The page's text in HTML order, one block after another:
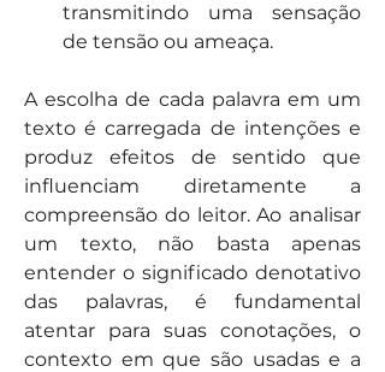
transmitindo uma sensação
de tensão ou ameaça.
A escolha de cada palavra em um
texto é carregada de intenções e
produz efeitos de sentido que
influenciam diretamente a
compreensão do leitor. Ao analisar
um texto, não basta apenas
entender o significado denotativo
das palavras, é fundamental
atentar para suas conotações, o
contexto em que são usadas e a